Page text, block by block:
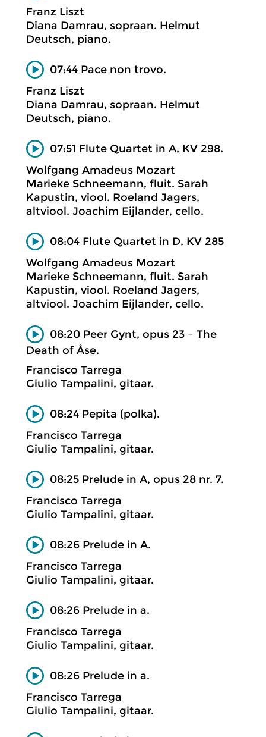
Franz Liszt
Diana Damrau, sopraan. Helmut
Deutsch, piano.
07:44 Pace non trovo.
Franz Liszt
Diana Damrau, sopraan. Helmut
Deutsch, piano.
07:51 Flute Quartet in A, KV 298.
Wolfgang Amadeus Mozart
Marieke Schneemann, fluit. Sarah
Kapustin, viool. Roeland Jagers,
altviool. Joachim Eijlander, cello.
08:04 Flute Quartet in D, KV 285
Wolfgang Amadeus Mozart
Marieke Schneemann, fluit. Sarah
Kapustin, viool. Roeland Jagers,
altviool. Joachim Eijlander, cello.
08:20 Peer Gynt, opus 23 – The
Death of Åse.
Francisco Tarrega
Giulio Tampalini, gitaar.
08:24 Pepita (polka).
Francisco Tarrega
Giulio Tampalini, gitaar.
08:25 Prelude in A, opus 28 nr. 7.
Francisco Tarrega
Giulio Tampalini, gitaar.
08:26 Prelude in A.
Francisco Tarrega
Giulio Tampalini, gitaar.
08:26 Prelude in a.
Francisco Tarrega
Giulio Tampalini, gitaar.
08:26 Prelude in a.
Francisco Tarrega
Giulio Tampalini, gitaar.